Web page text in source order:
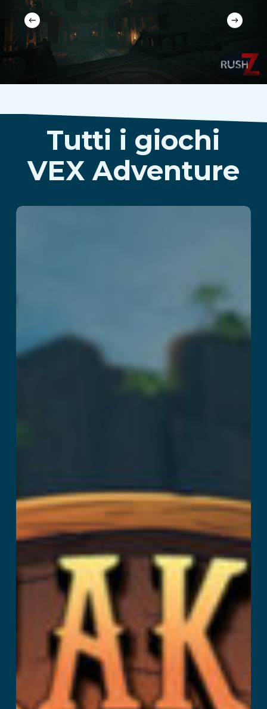
Tutti i giochi
VEX Adventure